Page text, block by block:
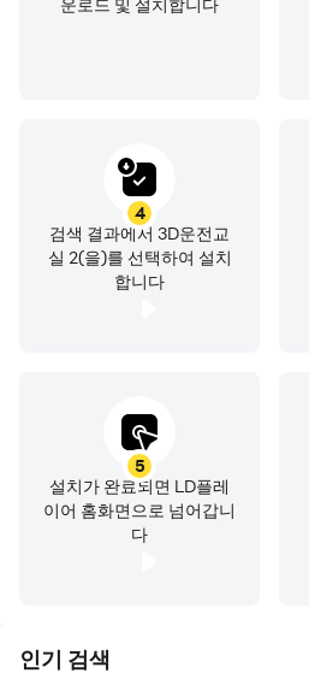
4
검색 결과에서 3D운전교
실 2(을)를 선택하여 설치
합니다
5
설치가 완료되면 LD플레
이어 홈화면으로 넘어갑니
다
인기 검색